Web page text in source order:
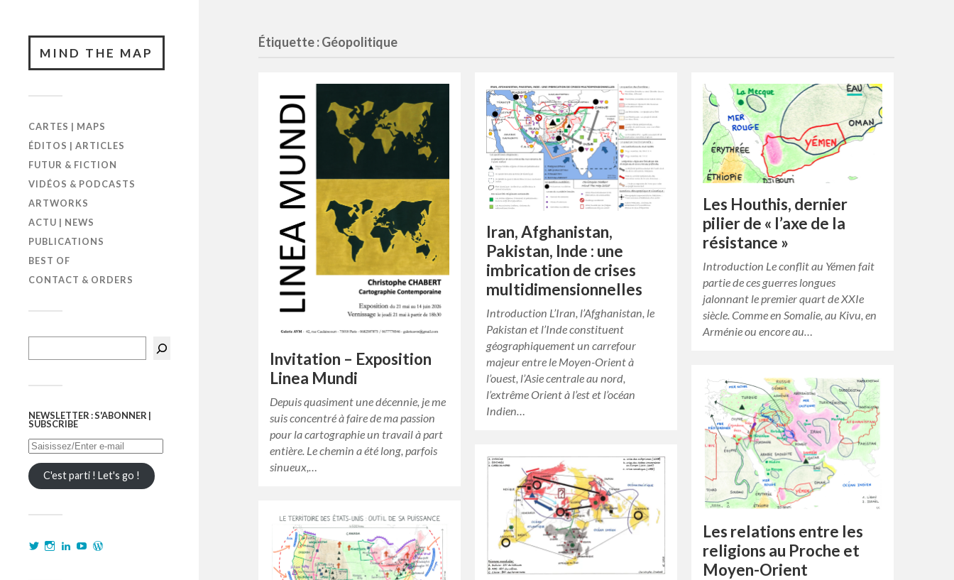
MIND THE MAP
CARTES | MAPS
ÉDITOS | ARTICLES
FUTUR & FICTION
VIDÉOS & PODCASTS
ARTWORKS
ACTU | NEWS
PUBLICATIONS
BEST OF
CONTACT & ORDERS
NEWSLETTER : S'ABONNER |
SUBSCRIBE
C'est parti ! Let's go !
Étiquette :Géopolitique
Invitation – Exposition
Linea Mundi
Depuis quasiment une décennie, je me
suis concentré à faire de ma passion
pour la cartographie un travail à part
entière. Le chemin a été long, parfois
sinueux,…
Iran, Afghanistan,
Pakistan, Inde : une
imbrication de crises
multidimensionnelles
Introduction L’Iran, l’Afghanistan, le
Pakistan et l’Inde constituent
géographiquement un carrefour
majeur entre le Moyen-Orient à
l’ouest, l’Asie centrale au nord,
l’extrême Orient à l’est et l’océan
Indien…
Les Houthis, dernier
pilier de « l’axe de la
résistance »
Introduction Le conflit au Yémen fait
partie de ces guerres longues
jalonnant le premier quart de XXIe
siècle. Comme en Somalie, au Kivu, en
Arménie ou encore au…
Les relations entre les
religions au Proche et
Moyen-Orient